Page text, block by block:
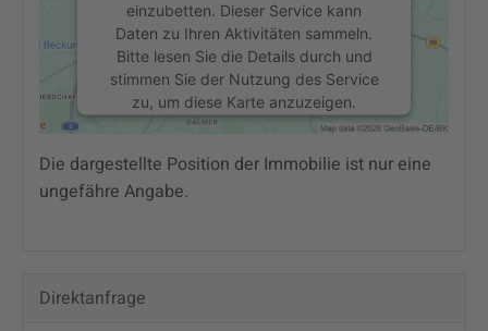
einzubetten. Dieser Service kann
Daten zu Ihren Aktivitäten sammeln.
Bitte lesen Sie die Details durch und
stimmen Sie der Nutzung des Service
zu, um diese Karte anzuzeigen.
Mehr Informationen
Die dargestellte Position der Immobilie ist nur eine
ungefähre Angabe.
Direktanfrage